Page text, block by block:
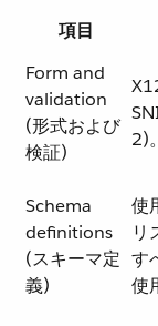
項目
Form and
validation
(形式および
検証)
2)。
Schema
definitions
(スキーマ定
義)
使
リ
す
使